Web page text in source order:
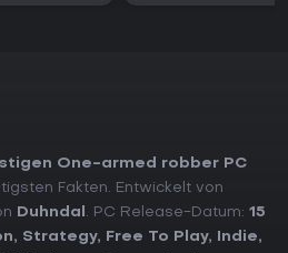
One-armed robber PC
Fakten. Entwickelt von
Duhndal . PC Release-Datum: 15
, Strategy, Free To Play, Indie,